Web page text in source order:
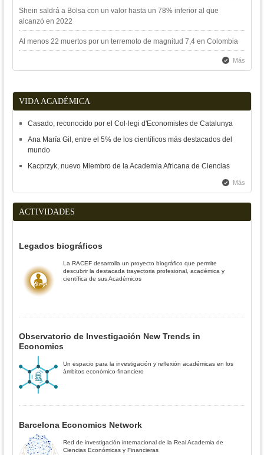
Shein saldrá a Bolsa con un valor hasta un 78% inferior al que
alcanzó en 2022
Al menos 22 muertos por un terremoto de magnitud 7,4 en Colombia
Más
VIDA ACADÉMICA
Casado, reconocido por el Col·legi d'Economistes de Catalunya
Ana María Gil, entre el 5% de los científicos más destacados del
mundo
Kacprzyk, nuevo Miembro de la Academia Africana de Ciencias
Más
ACTIVIDADES
Legados biográficos
La RACEF desarrolla un proyecto biográfico que permite
descubrir la destacada trayectoria profesional, académica y
científica de sus Académicos
Observatorio de Investigación New Trends in
Economics
Un espacio para la investigación y reflexión académicas en los
ámbitos económico-financiero
Barcelona Economics Network
Red de investigación internacional de la Real Academia de
Ciencias Económicas y Financieras